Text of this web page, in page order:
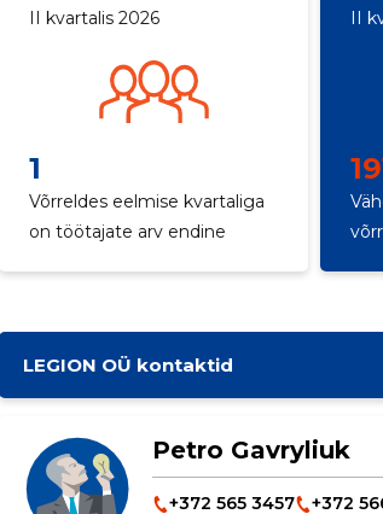
II kvartalis 2026
1
Võrreldes eelmise kvartaliga
on töötajate arv endine
II
LEGION OÜ kontaktid
Petro Gavryliuk
+372 565 3457 +372